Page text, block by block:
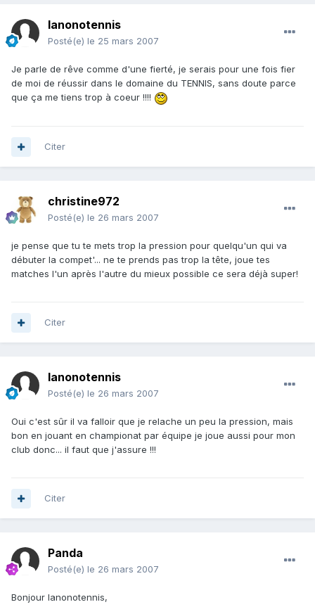
lanonotennis
Posté(e) le 25 mars 2007
Je parle de rêve comme d'une fierté, je serais pour une fois fier
de moi de réussir dans le domaine du TENNIS, sans doute parce
que ça me tiens trop à coeur !!!!
Citer
christine972
Posté(e) le 26 mars 2007
je pense que tu te mets trop la pression pour quelqu'un qui va
débuter la compet'... ne te prends pas trop la tête, joue tes
matches l'un après l'autre du mieux possible ce sera déjà super!
Citer
lanonotennis
Posté(e) le 26 mars 2007
Oui c'est sûr il va falloir que je relache un peu la pression, mais
bon en jouant en championat par équipe je joue aussi pour mon
club donc... il faut que j'assure !!!
Citer
Panda
Posté(e) le 26 mars 2007
Bonjour lanonotennis,